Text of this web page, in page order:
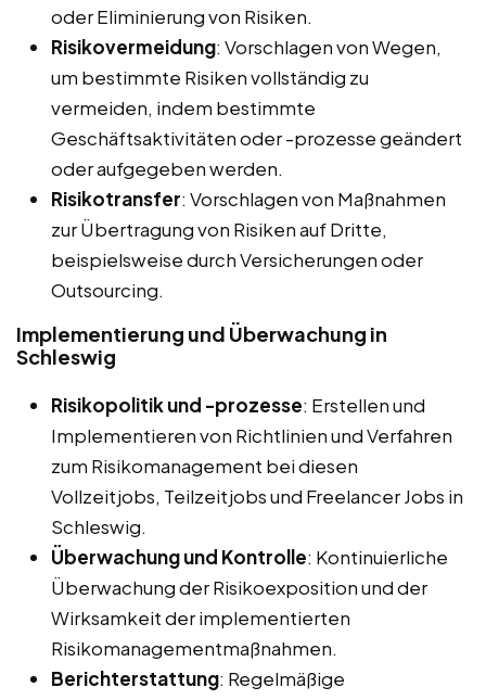
oder Eliminierung von Risiken.
Risikovermeidung: Vorschlagen von Wegen,
um bestimmte Risiken vollständig zu
vermeiden, indem bestimmte
Geschäftsaktivitäten oder -prozesse geändert
oder aufgegeben werden.
Risikotransfer: Vorschlagen von Maßnahmen
zur Übertragung von Risiken auf Dritte,
beispielsweise durch Versicherungen oder
Outsourcing.
Implementierung und Überwachung in
Schleswig
Risikopolitik und -prozesse: Erstellen und
Implementieren von Richtlinien und Verfahren
zum Risikomanagement bei diesen
Vollzeitjobs, Teilzeitjobs und Freelancer Jobs in
Schleswig.
Überwachung und Kontrolle: Kontinuierliche
Überwachung der Risikoexposition und der
Wirksamkeit der implementierten
Risikomanagementmaßnahmen.
Berichterstattung: Regelmäßige